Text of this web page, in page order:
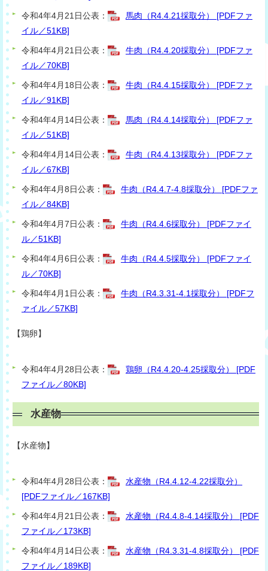
令和4年4月21日公表：
馬肉（R4.4.21採取分） [PDFファ
イル／51KB]
令和4年4月21日公表：
牛肉（R4.4.20採取分） [PDFファ
イル／70KB]
令和4年4月18日公表：
牛肉（R4.4.15採取分） [PDFファ
イル／91KB]
令和4年4月14日公表：
馬肉（R4.4.14採取分） [PDFファ
イル／51KB]
令和4年4月14日公表：
牛肉（R4.4.13採取分） [PDFファ
イル／67KB]
令和4年4月8日公表：
牛肉（R4.4.7-4.8採取分） [PDFファ
イル／84KB]
令和4年4月7日公表：
牛肉（R4.4.6採取分） [PDFファイ
ル／51KB]
令和4年4月6日公表：
牛肉（R4.4.5採取分） [PDFファイ
ル／70KB]
令和4年4月1日公表：
牛肉（R4.3.31-4.1採取分） [PDFフ
ァイル／57KB]
【鶏卵】
令和4年4月28日公表：
鶏卵（R4.4.20-4.25採取分） [PDF
ファイル／80KB]
水産物
【水産物】
令和4年4月28日公表：
水産物（R4.4.12-4.22採取分）
[PDFファイル／167KB]
令和4年4月21日公表：
水産物（R4.4.8-4.14採取分） [PDF
ファイル／173KB]
令和4年4月14日公表：
水産物（R4.3.31-4.8採取分） [PDF
ファイル／189KB]